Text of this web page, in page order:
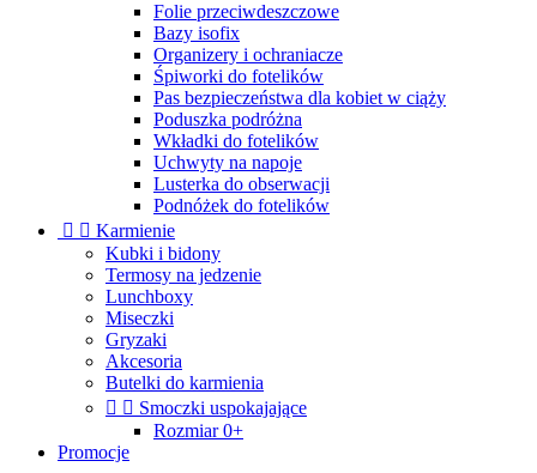
Folie przeciwdeszczowe
Bazy isofix
Organizery i ochraniacze
Śpiworki do fotelików
Pas bezpieczeństwa dla kobiet w ciąży
Poduszka podróżna
Wkładki do fotelików
Uchwyty na napoje
Lusterka do obserwacji
Podnóżek do fotelików
  Karmienie
Kubki i bidony
Termosy na jedzenie
Lunchboxy
Miseczki
Gryzaki
Akcesoria
Butelki do karmienia
  Smoczki uspokajające
Rozmiar 0+
Promocje